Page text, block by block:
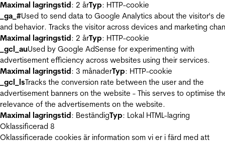
Maximal lagringstid: 2 årTyp: HTTP-cookie
_ga_#Used to send data to Google Analytics about the visitor's
and behavior. Tracks the visitor across devices and marketing
Maximal lagringstid: 2 årTyp: HTTP-cookie
_gcl_auUsed by Google AdSense for experimenting with
advertisement efficiency across websites using their services.
Maximal lagringstid: 3 månaderTyp: HTTP-cookie
_gcl_lsTracks the conversion rate between the user and the
advertisement banners on the website - This serves to optimise
relevance of the advertisements on the website.
Maximal lagringstid: BeständigTyp: Lokal HTML-lagring
Oklassificerad 8
Oklassificerade cookies är information som vi er i färd med att